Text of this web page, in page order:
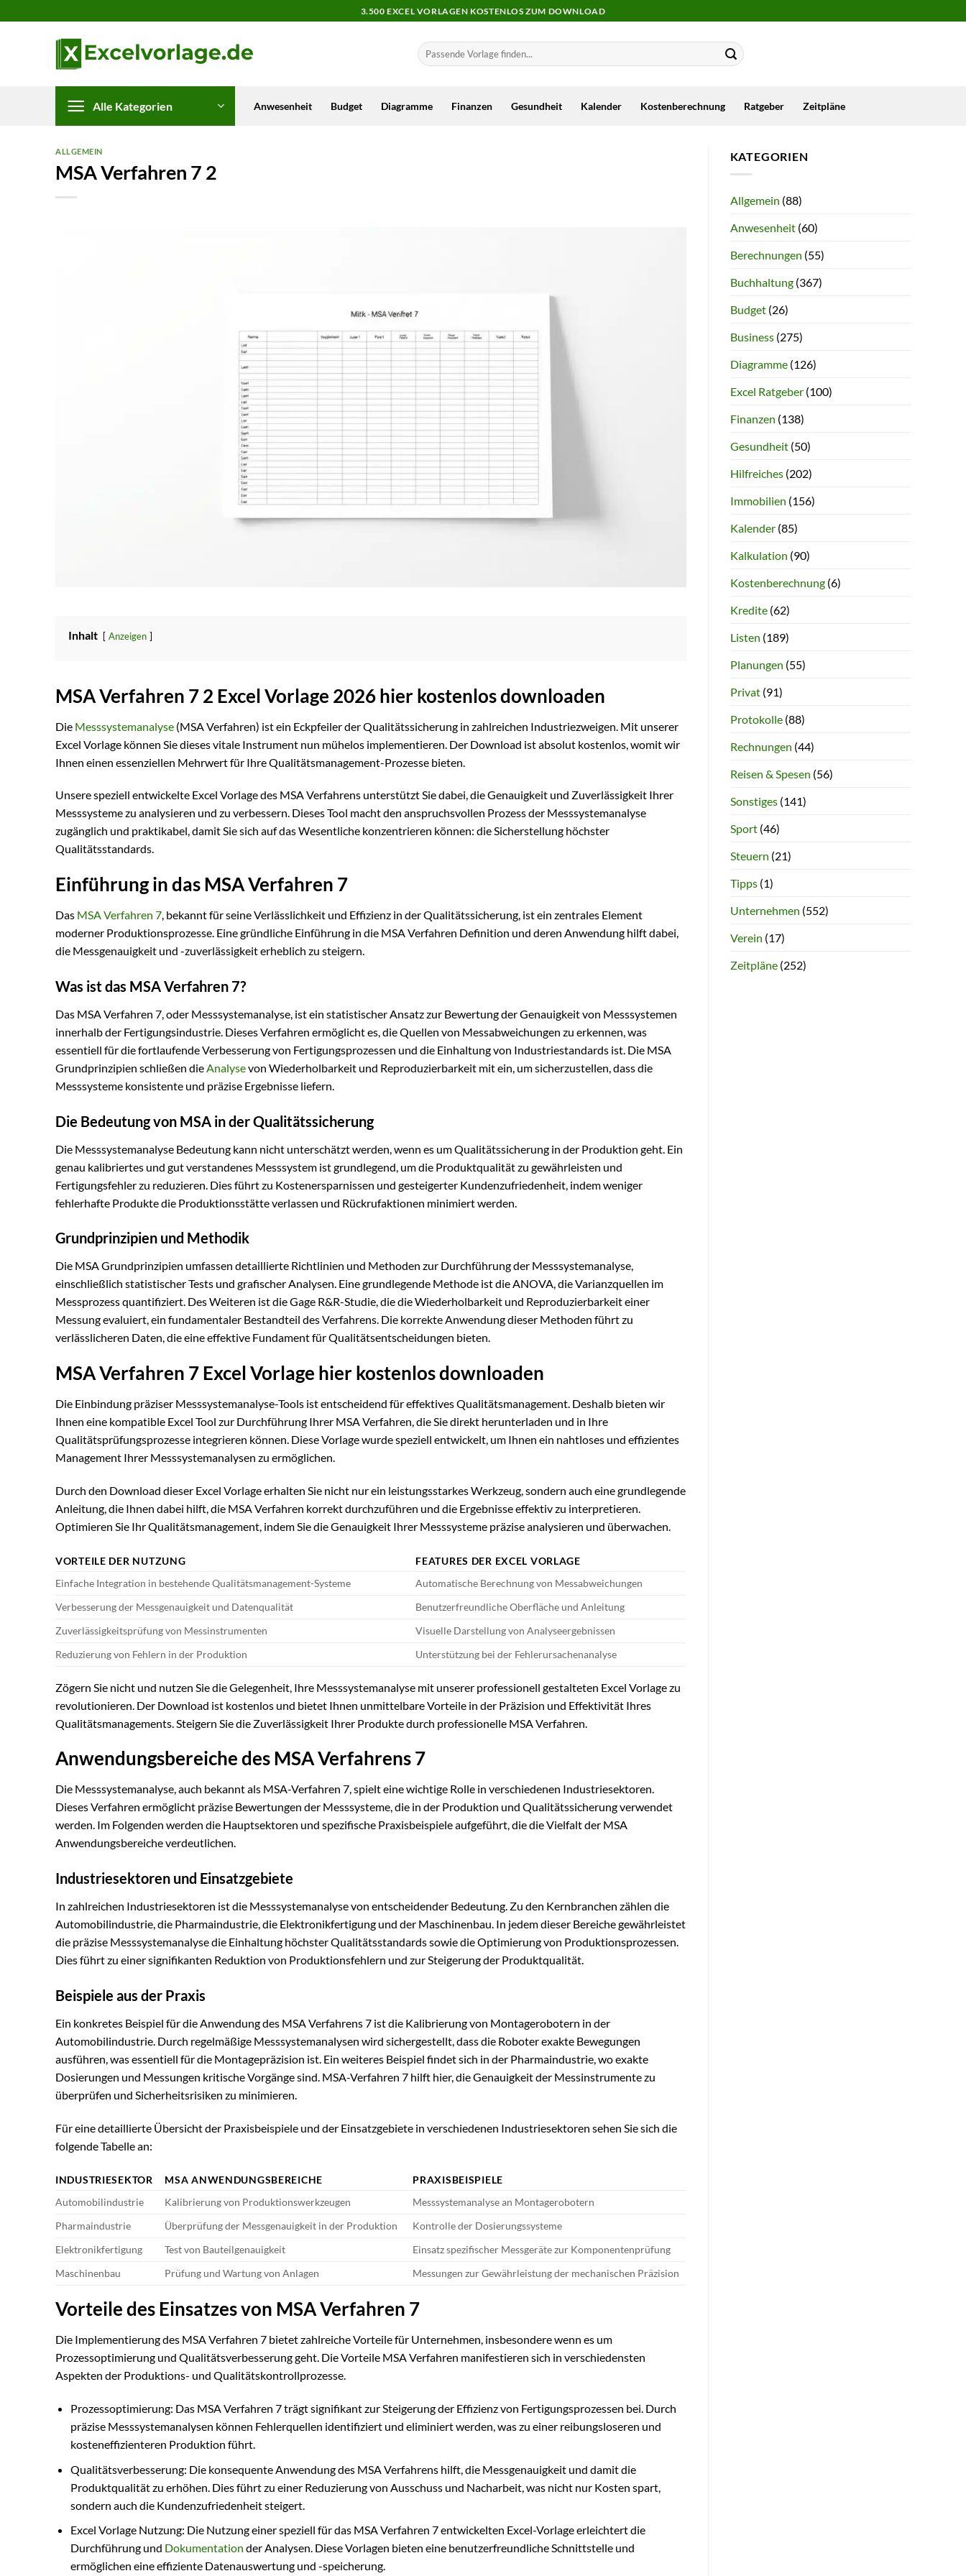
Inhalt
3.500 EXCEL VORLAGEN KOSTENLOS ZUM DOWNLOAD
Alle Kategorien Anwesenheit Budget Diagramme Finanzen Gesundheit Kalender Kostenberechnung Ratgeber Zeitpläne
ALLGEMEIN
MSA Verfahren 7 2
Inhalt Anzeigen
MSA Verfahren 7 2 Excel Vorlage 2026 hier kostenlos downloaden
Die Messsystemanalyse (MSA Verfahren) ist ein Eckpfeiler der Qualitätssicherung in zahlreichen Industriezweigen. Mit unserer
Excel Vorlage können Sie dieses vitale Instrument nun mühelos implementieren. Der Download ist absolut kostenlos, womit wir
Ihnen einen essenziellen Mehrwert für Ihre Qualitätsmanagement-Prozesse bieten.
Unsere speziell entwickelte Excel Vorlage des MSA Verfahrens unterstützt Sie dabei, die Genauigkeit und Zuverlässigkeit Ihrer
Messsysteme zu analysieren und zu verbessern. Dieses Tool macht den anspruchsvollen Prozess der Messsystemanalyse
zugänglich und praktikabel, damit Sie sich auf das Wesentliche konzentrieren können: die Sicherstellung höchster
Qualitätsstandards.
Einführung in das MSA Verfahren 7
Das MSA Verfahren 7, bekannt für seine Verlässlichkeit und Effizienz in der Qualitätssicherung, ist ein zentrales Element
moderner Produktionsprozesse. Eine gründliche Einführung in die MSA Verfahren Definition und deren Anwendung hilft dabei,
die Messgenauigkeit und -zuverlässigkeit erheblich zu steigern.
Was ist das MSA Verfahren 7?
Das MSA Verfahren 7, oder Messsystemanalyse, ist ein statistischer Ansatz zur Bewertung der Genauigkeit von Messsystemen
innerhalb der Fertigungsindustrie. Dieses Verfahren ermöglicht es, die Quellen von Messabweichungen zu erkennen, was
essentiell für die fortlaufende Verbesserung von Fertigungsprozessen und die Einhaltung von Industriestandards ist. Die MSA
Grundprinzipien schließen dieAnalysevon Wiederholbarkeit und Reproduzierbarkeit mit ein, um sicherzustellen, dass die
Messsysteme konsistente und präzise Ergebnisse liefern.
Die Bedeutung von MSA in der Qualitätssicherung
Die Messsystemanalyse Bedeutung kann nicht unterschätzt werden, wenn es um Qualitätssicherung in der Produktion geht. Ein
genau kalibriertes und gut verstandenes Messsystem ist grundlegend, um die Produktqualität zu gewährleisten und
Fertigungsfehler zu reduzieren. Dies führt zu Kostenersparnissen und gesteigerter Kundenzufriedenheit, indem weniger
fehlerhafte Produkte die Produktionsstätte verlassen und Rückrufaktionen minimiert werden.
Grundprinzipien und Methodik
Die MSA Grundprinzipien umfassen detaillierte Richtlinien und Methoden zur Durchführung der Messsystemanalyse,
einschließlich statistischer Tests und grafischer Analysen. Eine grundlegende Methode ist die ANOVA, die Varianzquellen im
Messprozess quantifiziert. Des Weiteren ist die Gage R&R-Studie, die die Wiederholbarkeit und Reproduzierbarkeit einer
Messung evaluiert, ein fundamentaler Bestandteil des Verfahrens. Die korrekte Anwendung dieser Methoden führt zu
verlässlicheren Daten, die eine effektive Fundament für Qualitätsentscheidungen bieten.
MSA Verfahren 7 Excel Vorlage hier kostenlos downloaden
Die Einbindung präziser Messsystemanalyse-Tools ist entscheidend für effektives Qualitätsmanagement. Deshalb bieten wir
Ihnen eine kompatible Excel Tool zur Durchführung Ihrer MSA Verfahren, die Sie direkt herunterladen und in Ihre
Qualitätsprüfungsprozesse integrieren können. Diese Vorlage wurde speziell entwickelt, um Ihnen ein nahtloses und effizientes
Management Ihrer Messsystemanalysen zu ermöglichen.
Durch den Download dieser Excel Vorlage erhalten Sie nicht nur ein leistungsstarkes Werkzeug, sondern auch eine grundlegende
Anleitung, die Ihnen dabei hilft, die MSA Verfahren korrekt durchzuführen und die Ergebnisse effektiv zu interpretieren.
Optimieren Sie Ihr Qualitätsmanagement, indem Sie die Genauigkeit Ihrer Messsysteme präzise analysieren und überwachen.
VORTEILE DER NUTZUNG
FEATURES DER EXCEL VORLAGE
Einfache Integration in bestehende Qualitätsmanagement-Systeme
Automatische Berechnung von Messabweichungen
Verbesserung der Messgenauigkeit und Datenqualität
Benutzerfreundliche Oberfläche und Anleitung
Zuverlässigkeitsprüfung von Messinstrumenten
Visuelle Darstellung von Analyseergebnissen
Reduzierung von Fehlern in der Produktion
Unterstützung bei der Fehlerursachenanalyse
Zögern Sie nicht und nutzen Sie die Gelegenheit, Ihre Messsystemanalyse mit unserer professionell gestalteten Excel Vorlage zu
revolutionieren. Der Download ist kostenlos und bietet Ihnen unmittelbare Vorteile in der Präzision und Effektivität Ihres
Qualitätsmanagements. Steigern Sie die Zuverlässigkeit Ihrer Produkte durch professionelle MSA Verfahren.
Anwendungsbereiche des MSA Verfahrens 7
Die Messsystemanalyse, auch bekannt als MSA-Verfahren 7, spielt eine wichtige Rolle in verschiedenen Industriesektoren.
Dieses Verfahren ermöglicht präzise Bewertungen der Messsysteme, die in der Produktion und Qualitätssicherung verwendet
werden. Im Folgenden werden die Hauptsektoren und spezifische Praxisbeispiele aufgeführt, die die Vielfalt der MSA
Anwendungsbereiche verdeutlichen.
Industriesektoren und Einsatzgebiete
In zahlreichen Industriesektoren ist die Messsystemanalyse von entscheidender Bedeutung. Zu den Kernbranchen zählen die
Automobilindustrie, die Pharmaindustrie, die Elektronikfertigung und der Maschinenbau. In jedem dieser Bereiche gewährleistet
die präzise Messsystemanalyse die Einhaltung höchster Qualitätsstandards sowie die Optimierung von Produktionsprozessen.
Dies führt zu einer signifikanten Reduktion von Produktionsfehlern und zur Steigerung der Produktqualität.
Beispiele aus der Praxis
Ein konkretes Beispiel für die Anwendung des MSA Verfahrens 7 ist die Kalibrierung von Montagerobotern in der
Automobilindustrie. Durch regelmäßige Messsystemanalysen wird sichergestellt, dass die Roboter exakte Bewegungen
ausführen, was essentiell für die Montagepräzision ist. Ein weiteres Beispiel findet sich in der Pharmaindustrie, wo exakte
Dosierungen und Messungen kritische Vorgänge sind. MSA-Verfahren 7 hilft hier, die Genauigkeit der Messinstrumente zu
überprüfen und Sicherheitsrisiken zu minimieren.
Für eine detaillierte Übersicht der Praxisbeispiele und der Einsatzgebiete in verschiedenen Industriesektoren sehen Sie sich die
folgende Tabelle an:
INDUSTRIESEKTOR MSA ANWENDUNGSBEREICHE
PRAXISBEISPIELE
Automobilindustrie
Kalibrierung von Produktionswerkzeugen
Messsystemanalyse an Montagerobotern
Pharmaindustrie
Überprüfung der Messgenauigkeit in der Produktion
Kontrolle der Dosierungssysteme
Elektronikfertigung
Test von Bauteilgenauigkeit
Einsatz spezifischer Messgeräte zur Komponentenprüfung
Maschinenbau
Prüfung und Wartung von Anlagen Messungen zur Gewährleistung der mechanischen Präzision
Vorteile des Einsatzes von MSA Verfahren 7
Die Implementierung des MSA Verfahren 7 bietet zahlreiche Vorteile für Unternehmen, insbesondere wenn es um
Prozessoptimierung und Qualitätsverbesserung geht. Die Vorteile MSA Verfahren manifestieren sich in verschiedensten
Aspekten der Produktions- und Qualitätskontrollprozesse.
Prozessoptimierung: Das MSA Verfahren 7 trägt signifikant zur Steigerung der Effizienz von Fertigungsprozessen bei. Durch
präzise Messsystemanalysen können Fehlerquellen identifiziert und eliminiert werden, was zu einer reibungsloseren und
kosteneffizienteren Produktion führt.
Qualitätsverbesserung: Die konsequente Anwendung des MSA Verfahrens hilft, die Messgenauigkeit und damit die
Produktqualität zu erhöhen. Dies führt zu einer Reduzierung von Ausschuss und Nacharbeit, was nicht nur Kosten spart,
sondern auch die Kundenzufriedenheit steigert.
Excel Vorlage Nutzung: Die Nutzung einer speziell für das MSA Verfahren 7 entwickelten Excel-Vorlage erleichtert die
Durchführung und Dokumentation der Analysen. Diese Vorlagen bieten eine benutzerfreundliche Schnittstelle und
ermöglichen eine effiziente Datenauswertung und -speicherung.
KATEGORIEN
Allgemein (88)
Anwesenheit(60)
Berechnungen (55)
Buchhaltung(367)
Budget(26)
Business(275)
Diagramme(126)
Excel Ratgeber(100)
Finanzen (138)
Gesundheit(50)
Hilfreiches(202)
Immobilien (156)
Kalender(85)
Kalkulation (90)
Kostenberechnung(6)
Kredite(62)
Listen (189)
Planungen (55)
Privat(91)
Protokolle(88)
Rechnungen (44)
Reisen & Spesen (56)
Sonstiges(141)
Sport(46)
Steuern (21)
Tipps(1)
Unternehmen (552)
Verein (17)
Zeitpläne(252)